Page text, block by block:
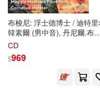
李麗(1) 林九路
林文力(1) 柯
北京理工大學出版社
台灣角川(2)
布梭尼: 浮士德博士 / 迪特里
韓素爾 (男中音), 丹尼爾.布
納 (男高音), 威廉·施溫漢默 (
高音) / 科爾內利烏斯.梅斯特
(指揮) / 達維德.利維莫雷 (舞
劇導演) / 佛羅倫斯五月音樂
CD
$969